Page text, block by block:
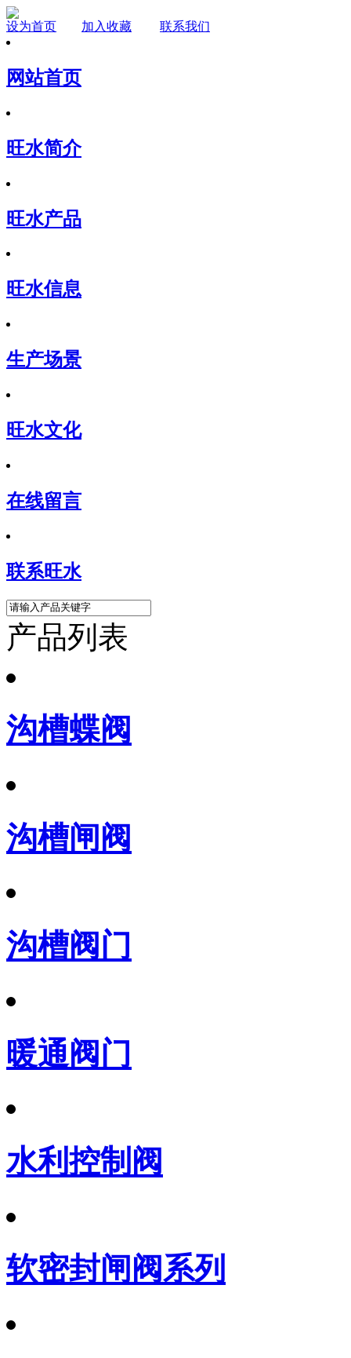
设为首页 加入收藏 联系我们
网站首页
旺水简介
旺水产品
旺水信息
生产场景
旺水文化
在线留言
联系旺水
产品列表
沟槽蝶阀
沟槽闸阀
沟槽阀门
暖通阀门
水利控制阀
软密封闸阀系列